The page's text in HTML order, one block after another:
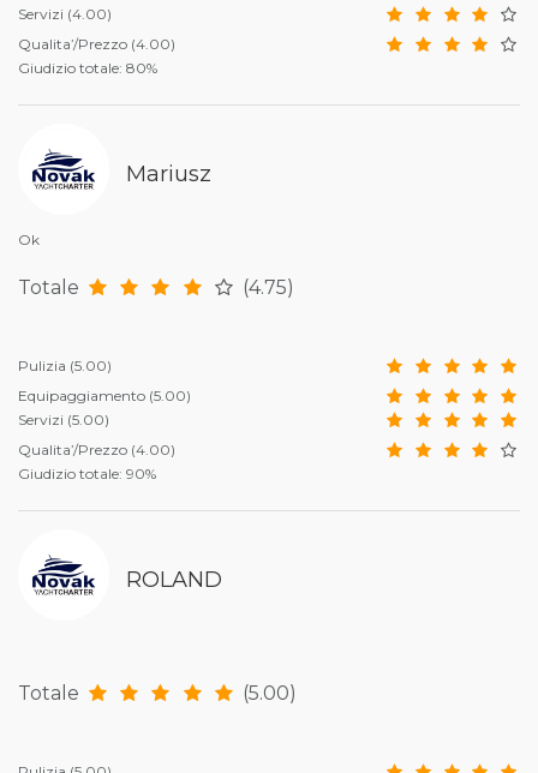
Servizi (4.00)
Qualita’/Prezzo (4.00)
Giudizio totale: 80%
Mariusz
Ok
Totale (4.75)
Pulizia (5.00)
Equipaggiamento (5.00)
Servizi (5.00)
Qualita’/Prezzo (4.00)
Giudizio totale: 90%
ROLAND
Totale (5.00)